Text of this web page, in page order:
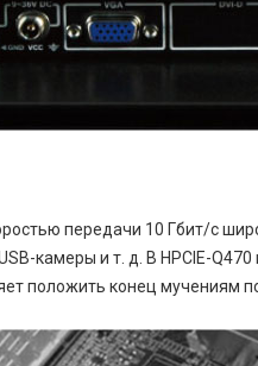
передачи 10 Гбит/с
камеры и т. д. В HPCIE-
положить конец мучениям